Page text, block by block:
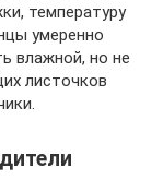
температуру
умеренно
влажной, но не
листочков